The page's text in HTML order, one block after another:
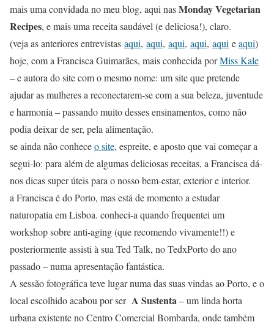
mais uma convidada no meu blog, aqui nasMonday Vegetarian
Recipes, e mais uma receita saudável (e deliciosa!), claro.
(veja as anteriores entrevistas aqui, aqui, aqui, aqui, aqui eaqui)
hoje, com a Francisca Guimarães, mais conhecida porMiss Kale
– e autora do site com o mesmo nome: um site que pretende
ajudar as mulheres a reconectarem-se com a sua beleza, juventude
e harmonia – passando muito desses ensinamentos, como não
podia deixar de ser, pela alimentação.
se ainda não conheceo site, espreite, e aposto que vai começar a
segui-lo: para além de algumas deliciosas receitas, a Francisca dá-
nos dicas super úteis para o nosso bem-estar, exterior e interior.
a Francisca é do Porto, mas está de momento a estudar
naturopatia em Lisboa. conheci-a quando frequentei um
workshop sobre anti-aging (que recomendo vivamente!!) e
posteriormente assisti à sua Ted Talk, no TedxPorto do ano
passado – numa apresentação fantástica.
A sessão fotográfica teve lugar numa das suas vindas ao Porto, e o
local escolhido acabou por ser A Sustenta– um linda horta
urbana existente no Centro Comercial Bombarda, onde também